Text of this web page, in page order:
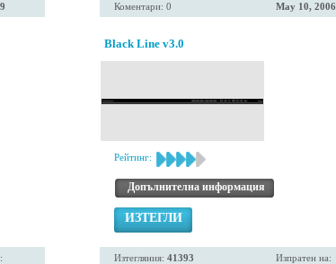
Коментари: 0
May 10, 2006
Black Line v3.0
Рейтинг:
Допълнителна информация
ИЗТЕГЛИ
Изтегляния: 41393
Изпратен на: